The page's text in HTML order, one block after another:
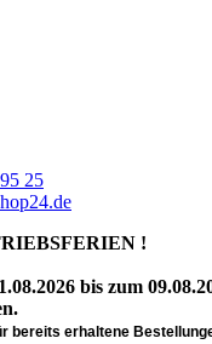
25
!
bis zum
bereits erhaltene